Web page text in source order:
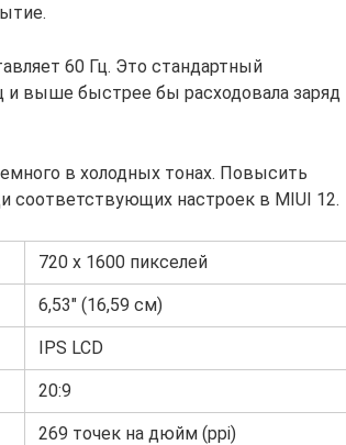
60 Гц. Это стандартный
и выше быстрее бы расходовала заряд
в холодных тонах. Повысить
настроек в MIUI 12.
720 х 1600 пикселей
6,53″ (16,59 см)
IPS LCD
20:9
269 точек на дюйм (ppi)